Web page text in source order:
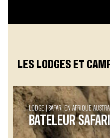
LES LODGES ET
LODGE SAFARI EN AFRIQUE
BATELEUR